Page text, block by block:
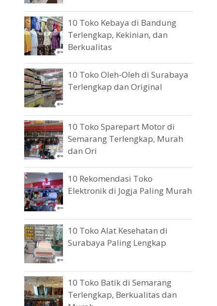
10 Toko Kebaya di Bandung
Terlengkap, Kekinian, dan
Berkualitas
10 Toko Oleh-Oleh di Surabaya
Terlengkap dan Original
10 Toko Sparepart Motor di
Semarang Terlengkap, Murah
dan Ori
10 Rekomendasi Toko
Elektronik di Jogja Paling Murah
10 Toko Alat Kesehatan di
Surabaya Paling Lengkap
10 Toko Batik di Semarang
Terlengkap, Berkualitas dan